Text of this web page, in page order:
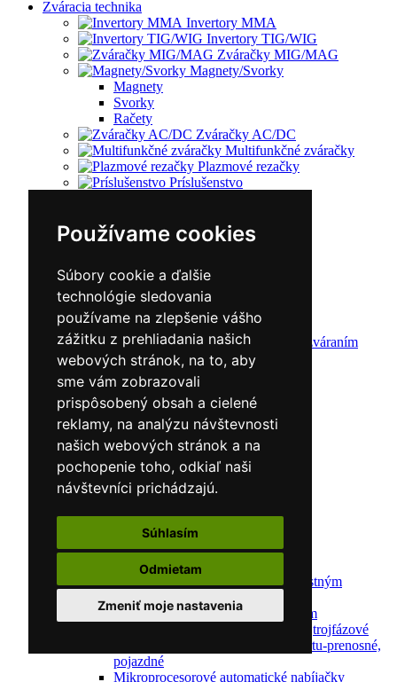
Používame cookies
Súbory cookie a ďalšie
technológie sledovania
používame na zlepšenie vášho
zážitku z prehliadania našich
webových stránok, na to, aby
sme vám zobrazovali
prispôsobený obsah a cielené
reklamy, na analýzu návštevnosti
našich webových stránok a na
pochopenie toho, odkiaľ naši
návštevníci prichádzajú.
Súhlasím
Odmietam
Zmeniť moje nastavenia
Zváracia technika
Invertory MMA
Invertory TIG/WIG
Zváračky MIG/MAG
Magnety/Svorky
Magnety
Svorky
Račety
Zváračky AC/DC
Multifunkčné zváračky
Plazmové rezačky
Príslušenstvo
Kufríky
Zváracie horáky
Zváracie káble
Zváracie drôty
CNC rezacie stroje
Elektródy
Ochrana pred zváraním
Predohrev / Žíhanie
Polohovacie systémy
Indukčný ohrev
Auto náradie a vybavenie servisov
Lakernícke stojany
Nabíjačky a testery
Navijaky
Navijaky ručné
Navijaky elektrické
Reťazové kladkostroje
Náradie pre uloženie brzdového systému
Nástroje pre autookná
Nabíjačky/Štartéry
Automatické nabíjačky
Automatické nabíjačky s bezpečnostným
automatickým štartom
Nabíjačky/Štartéry s bezpečnostným
automatickým štartom-jednofázové,trojfázové
Dielenské nabíjačky s funkciou štartu-prenosné,
pojazdné
Mikroprocesorové automatické nabíjačky